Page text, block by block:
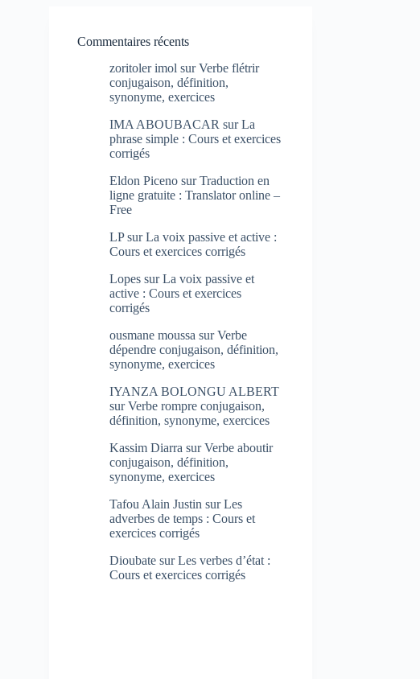
Commentaires récents
zoritoler imol surVerbe flétrir
conjugaison, définition,
synonyme, exercices
IMA ABOUBACAR surLa
phrase simple : Cours et exercices
corrigés
Eldon Piceno surTraduction en
ligne gratuite : Translator online –
Free
LPsurLa voix passive et active :
Cours et exercices corrigés
Lopes surLa voix passive et
active : Cours et exercices
corrigés
ousmane moussa surVerbe
dépendre conjugaison, définition,
synonyme, exercices
IYANZA BOLONGU ALBERT
surVerbe rompre conjugaison,
définition, synonyme, exercices
Kassim Diarra surVerbe aboutir
conjugaison, définition,
synonyme, exercices
Tafou Alain Justin surLes
adverbes de temps : Cours et
exercices corrigés
Dioubate surLes verbes d’état :
Cours et exercices corrigés